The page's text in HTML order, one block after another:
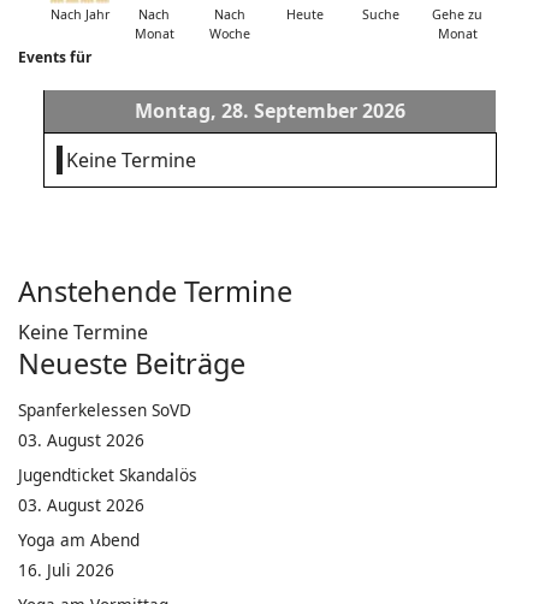
Nach Jahr
Nach
Monat
Nach
Woche
Heute Suche
Gehe zu
Monat
Events für
Montag, 28. September 2026
Keine Termine
Anstehende Termine
Keine Termine
Neueste Beiträge
Spanferkelessen SoVD
03. August 2026
Jugendticket Skandalös
03. August 2026
Yoga am Abend
16. Juli 2026